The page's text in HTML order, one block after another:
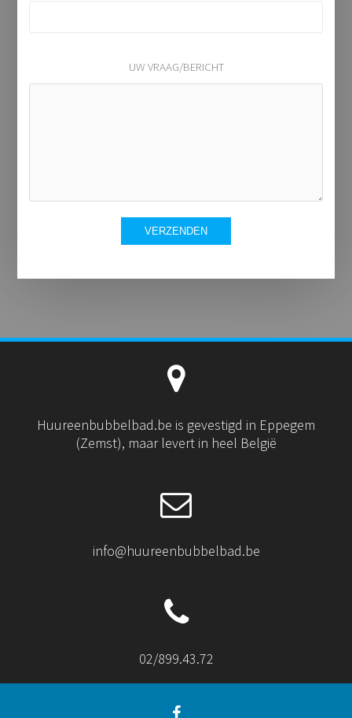
UW VRAAG/BERICHT
Huureenbubbelbad.be is gevestigd in Eppegem
(Zemst), maar levert in heel België
info@huureenbubbelbad.be
02/899.43.72